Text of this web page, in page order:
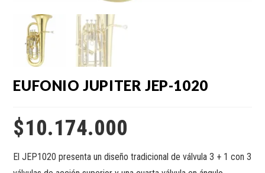
EUFONIO JUPITER JEP-1020
$10.174.000
El JEP1020 presenta un diseño tradicional de válvula 3 + 1 con 3